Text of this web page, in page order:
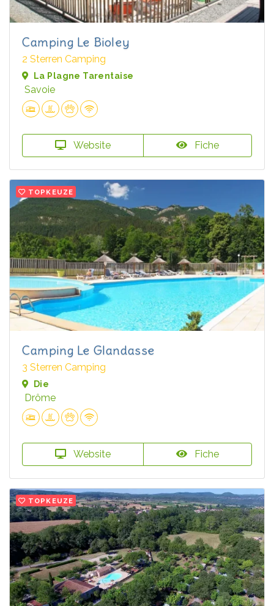
Camping Le Bioley
2 Sterren Camping
La Plagne Tarentaise
Savoie
Website Fiche
TOPKEUZE
Camping Le Glandasse
3 Sterren Camping
Die
Drôme
Website Fiche
TOPKEUZE